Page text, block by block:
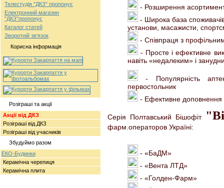
Телестудія "ДКЗ" пропонує
Електронний магазин
"ДКЗ"пропонує
Каталог статей
Зворотній зв‘язок
Корисна інформація
Розіграші та акції
Акції від ДКЗ
Розіграші від ДКЗ
Розіграші від учасників
Збудуймо разом
ЕКО-Будинки
Керамічна черепиця
Керамічна плита
- Розширення
- Широка база
установи, масажисти,
- Співпраця з
- Просте і ефективне
навіть «недалеким» і
- Популярність
первостольник
- Ефективне
Серія Полтавський Бішофіт
фарм.операторов Україні:
- «БаДМ»
- «Вента ЛТД»
- «Голден-Фарм»